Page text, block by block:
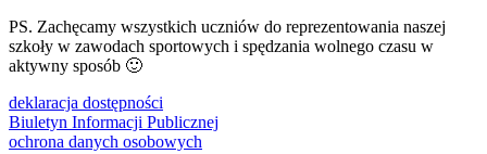
PS. Zachęcamy wszystkich uczniów do reprezentowania naszej
szkoły w zawodach sportowych i spędzania wolnego czasu w
aktywny sposób 🙂
deklaracja dostępności
Biuletyn Informacji Publicznej
ochrona danych osobowych